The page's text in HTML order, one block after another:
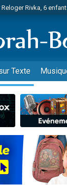
Rivka, 6
Zoom
Diane, 80 ans, dans
jours de vacances
Texte